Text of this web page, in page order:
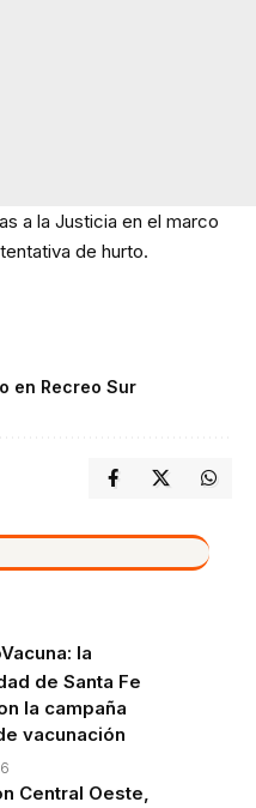
a la Justicia en el marco
de hurto.
en Recreo Sur
la
de Santa Fe
la campaña
vacunación
Central Oeste,